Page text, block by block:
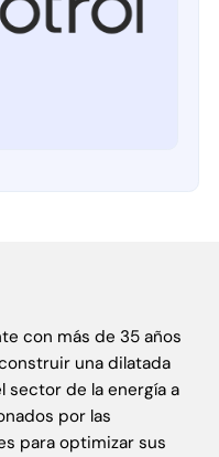
con más de 35 años
una dilatada
sector de la energía a
por las
para optimizar sus